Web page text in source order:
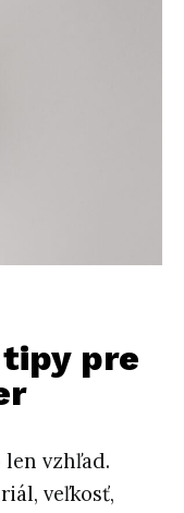
pre
vzhľad.
veľkosť,